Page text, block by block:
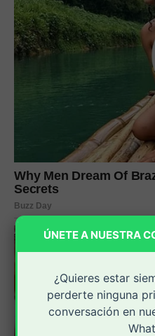
ÚNETE A NUESTRA
¿Quieres estar
perderte ninguna
conversación en